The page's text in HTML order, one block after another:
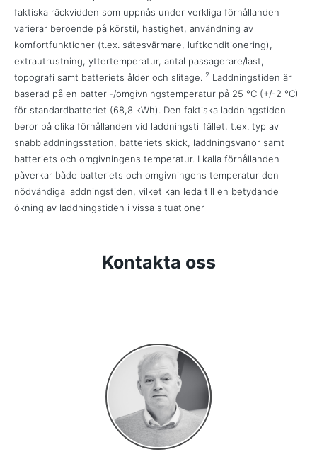
faktiska räckvidden som uppnås under verkliga förhållanden
varierar beroende på körstil, hastighet, användning av
komfortfunktioner (t.ex. sätesvärmare, luftkonditionering),
extrautrustning, yttertemperatur, antal passagerare/last,
topografi samt batteriets ålder och slitage. 2 Laddningstiden är
baserad på en batteri-/omgivningstemperatur på 25 °C (+/-2 °C)
för standardbatteriet (68,8 kWh). Den faktiska laddningstiden
beror på olika förhållanden vid laddningstillfället, t.ex. typ av
snabbladdningsstation, batteriets skick, laddningsvanor samt
batteriets och omgivningens temperatur. I kalla förhållanden
påverkar både batteriets och omgivningens temperatur den
nödvändiga laddningstiden, vilket kan leda till en betydande
ökning av laddningstiden i vissa situationer
Kontakta oss